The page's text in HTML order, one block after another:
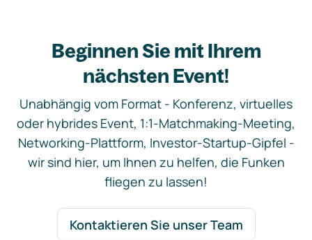
Beginnen Sie mit Ihrem
nächsten Event!
Unabhängig vom Format - Konferenz, virtuelles
oder hybrides Event, 1:1-Matchmaking-Meeting,
Networking-Plattform, Investor-Startup-Gipfel -
wir sind hier, um Ihnen zu helfen, die Funken
fliegen zu lassen!
Kontaktieren Sie unser Team